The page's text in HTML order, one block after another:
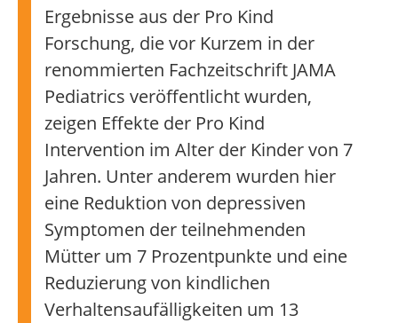
Ergebnisse aus der Pro Kind
Forschung, die vor Kurzem in der
renommierten Fachzeitschrift JAMA
Pediatrics veröffentlicht wurden,
zeigen Effekte der Pro Kind
Intervention im Alter der Kinder von 7
Jahren. Unter anderem wurden hier
eine Reduktion von depressiven
Symptomen der teilnehmenden
Mütter um 7 Prozentpunkte und eine
Reduzierung von kindlichen
Verhaltensaufälligkeiten um 13